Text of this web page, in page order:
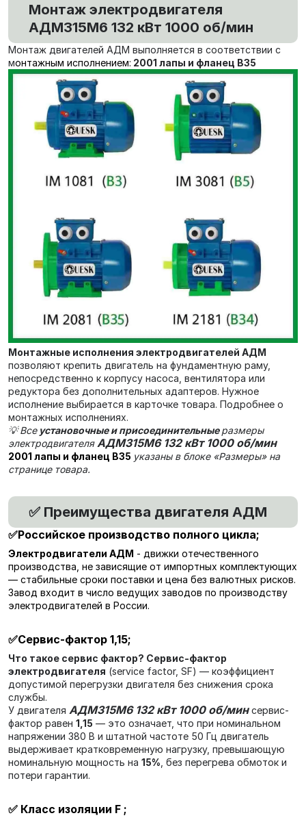
Монтаж электродвигателя
АДМ315М6 132 кВт 1000 об/мин
Монтаж двигателей АДМ выполняется в соответствии с
монтажным исполнением: 2001 лапы и фланец В35
Монтажные исполнения электродвигателей АДМ
позволяют крепить двигатель на фундаментную раму,
непосредственно к корпусу насоса, вентилятора или
редуктора без дополнительных адаптеров. Нужное
исполнение выбирается в карточке товара. Подробнее о
монтажных исполнениях.
💡 Всеустановочные и присоединительныеразмеры
электродвигателяАДМ315М6 132 кВт 1000 об/мин
2001 лапы и фланец В35 указаны в блоке «Размеры» на
странице товара.
✅ Преимущества двигателя АДМ
✅Российское производство полного цикла;
Электродвигатели АДМ - движки отечественного
производства, не зависящие от импортных комплектующих
— стабильные сроки поставки и цена без валютных рисков.
Завод входит в число ведущих заводов по производству
электродвигателей в России.
✅Сервис-фактор 1,15;
Что такое сервис фактор? Сервис-фактор
электродвигателя (service factor, SF) — коэффициент
допустимой перегрузки двигателя без снижения срока
службы.
У двигателя АДМ315М6 132 кВт 1000 об/минсервис-
фактор равен 1,15 — это означает, что при номинальном
напряжении 380 В и штатной частоте 50 Гц двигатель
выдерживает кратковременную нагрузку, превышающую
номинальную мощность на 15% , без перегрева обмоток и
потери гарантии.
✅ Класс изоляции F ;